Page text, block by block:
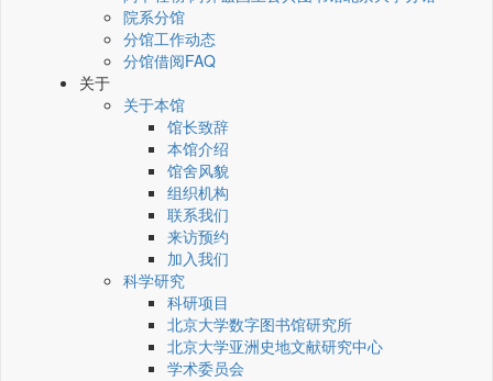
院系分馆
分馆工作动态
分馆借阅FAQ
关于
关于本馆
馆长致辞
本馆介绍
馆舍风貌
组织机构
联系我们
来访预约
加入我们
科学研究
科研项目
北京大学数字图书馆研究所
北京大学亚洲史地文献研究中心
学术委员会